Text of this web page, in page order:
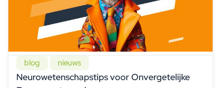
blog nieuws
Neurowetenschapstips voor Onvergetelijke